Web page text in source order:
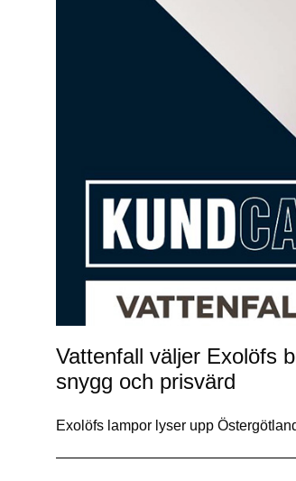
Vattenfall väljer Exolöfs
snygg och prisvärd
Exolöfs lampor lyser upp